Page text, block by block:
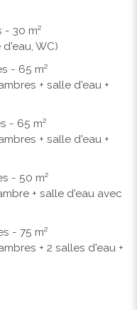
30 m²
WC)
- 65 m²
+ salle d'eau +
- 65 m²
+ salle d'eau +
- 50 m²
+ salle d'eau avec
- 75 m²
+ 2 salles d'eau +